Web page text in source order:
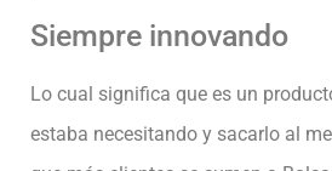
Siempre innovando
Lo cual significa que es un
estaba necesitando y sacarlo al